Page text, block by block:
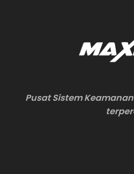
Pusat Sistem